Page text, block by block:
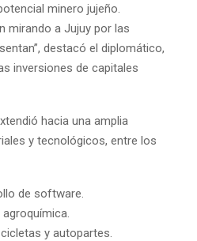
minero jujeño.
mirando a Jujuy por las
destacó el diplomático,
inversiones de capitales
hacia una amplia
y tecnológicos, entre los
de software.
y autopartes.